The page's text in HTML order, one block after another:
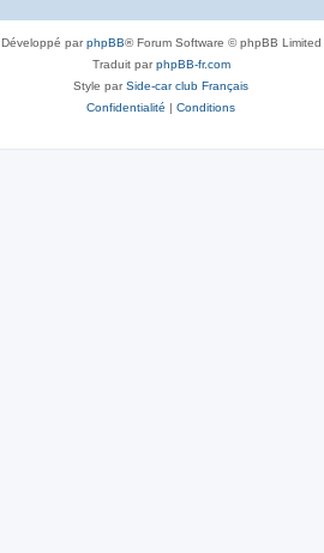
Développé parphpBB® Forum Software © phpBB Limited
Traduit parphpBB-fr.com
Style parSide-car club Français
Confidentialité | Conditions